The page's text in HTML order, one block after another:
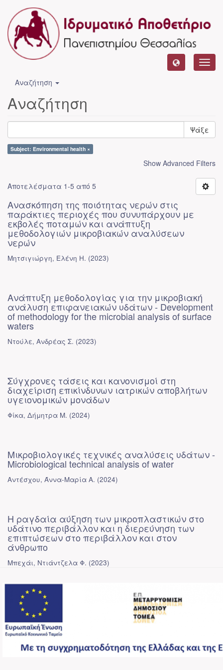
Αναζήτηση
Αναζήτηση
Ψάξε
Subject: Environmental health ×
Show Advanced Filters
Αποτελέσματα 1-5 από 5
Ανασκόπηση της ποιότητας νερών στις
παράκτιες περιοχές που συνυπάρχουν με
εκβολές ποταμών και ανάπτυξη
μεθοδολογιών μικροβιακών αναλύσεων
νερών
Μητσιγιώργη, Ελένη Η. (2023)
Ανάπτυξη μεθοδολογίας για την μικροβιακή
ανάλυση επιφανειακών υδάτων - Development
of methodology for the microbial analysis of surface
waters
Ντούλε, Ανδρέας Σ. (2023)
Σύγχρονες τάσεις και κανονισμοί στη
διαχείριση επικίνδυνων ιατρικών αποβλήτων
υγειονομικών μονάδων
Φίκα, Δήμητρα Μ. (2024)
Μικροβιολογικές τεχνικές αναλύσεις υδάτων -
Microbiological technical analysis of water
Αντέσχου, Άννα-Μαρία Α. (2024)
Η ραγδαία αύξηση των μικροπλαστικών στο
υδάτινο περιβάλλον και η διερεύνηση των
επιπτώσεων στο περιβάλλον και στον
άνθρωπο
Μπεχάι, Nτιάντζελα Φ. (2023)